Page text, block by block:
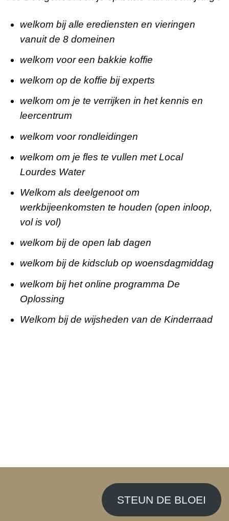
welkom bij alle erediensten en vieringen
vanuit de 8 domeinen
welkom voor een bakkie koffie
welkom op de koffie bij experts
welkom om je te verrijken in het kennis en
leercentrum
welkom voor rondleidingen
welkom om je fles te vullen met Local
Lourdes Water
Welkom als deelgenoot om
werkbijeenkomsten te houden (open inloop,
vol is vol)
welkom bij de open lab dagen
welkom bij de kidsclub op woensdagmiddag
welkom bij het online programma De
Oplossing
Welkom bij de wijsheden van de Kinderraad
STEUN DE BLOEI